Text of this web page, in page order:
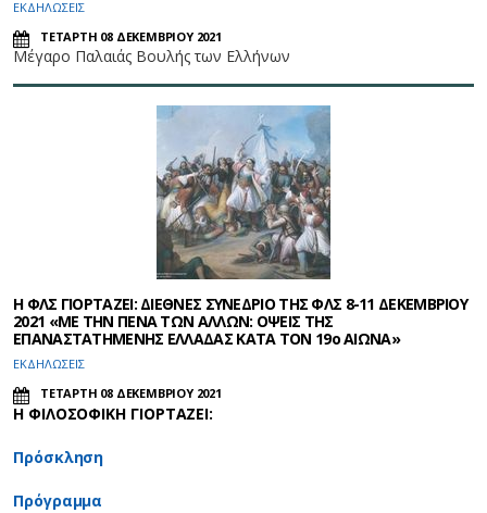
ΕΚΔΗΛΩΣΕΙΣ
ΤΕΤΑΡΤΗ 08 ΔΕΚΕΜΒΡΙΟΥ 2021
Μέγαρο Παλαιάς Βουλής των Ελλήνων
Η ΦΛΣ ΓΙΟΡΤΑΖΕΙ: ΔΙΕΘΝΕΣ ΣΥΝΕΔΡΙΟ ΤΗΣ ΦΛΣ 8-11 ΔΕΚΕΜΒΡΙΟΥ
2021 «ΜΕ ΤΗΝ ΠΕΝΑ ΤΩΝ ΑΛΛΩΝ: ΟΨΕΙΣ ΤΗΣ
ΕΠΑΝΑΣΤΑΤΗΜΕΝΗΣ ΕΛΛΑΔΑΣ ΚΑΤΑ ΤΟΝ 19ο ΑΙΩΝΑ»
ΕΚΔΗΛΩΣΕΙΣ
ΤΕΤΑΡΤΗ 08 ΔΕΚΕΜΒΡΙΟΥ 2021
Η ΦΙΛΟΣΟΦΙΚΗ ΓΙΟΡΤΑΖΕΙ:
Πρόσκληση
Πρόγραμμα